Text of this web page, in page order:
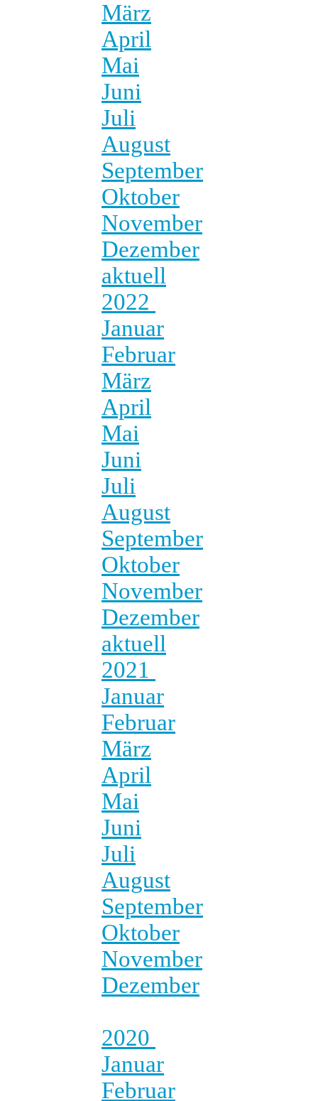
März
April
Mai
Juni
Juli
August
September
Oktober
November
Dezember
aktuell
2022
Januar
Februar
März
April
Mai
Juni
Juli
August
September
Oktober
November
Dezember
aktuell
2021
Januar
Februar
März
April
Mai
Juni
Juli
August
September
Oktober
November
Dezember
2020
Januar
Februar